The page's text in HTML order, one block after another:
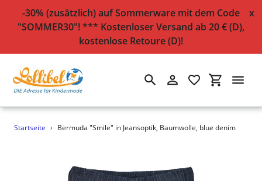
Direkt
-30% (zusätzlich) auf Sommerware mit dem Code
"SOMMER30"! *** Kostenloser Versand ab 20 € (D),
kostenlose Retoure (D)!
x
SuchenEinloggen
Startseite › Bermuda "Smile" in Jeansoptik, Baumwolle, blue denim